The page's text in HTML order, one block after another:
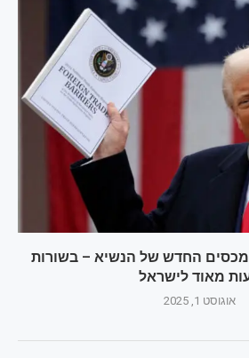
החדש של הנשיא – בשורות
מאוד לישראל
אוגוסט 1, 2025